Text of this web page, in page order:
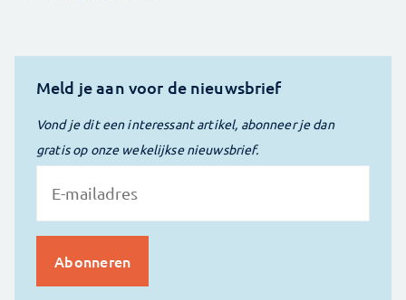
Meld je aan voor de nieuwsbrief
Vond je dit een interessant artikel, abonneer je dan
gratis op onze wekelijkse nieuwsbrief.